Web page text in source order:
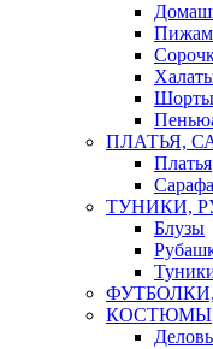
ПЛАТЬЯ,
Платья
ТУНИКИ,
Блузы
КОСТЮМЫ